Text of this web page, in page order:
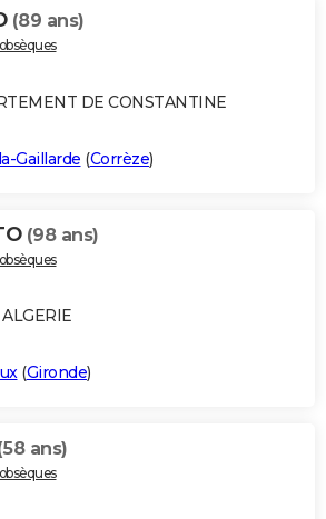
(89 ans)
DE CONSTANTINE
Gaillarde (Corrèze)
(98 ans)
(Gironde)
ans)